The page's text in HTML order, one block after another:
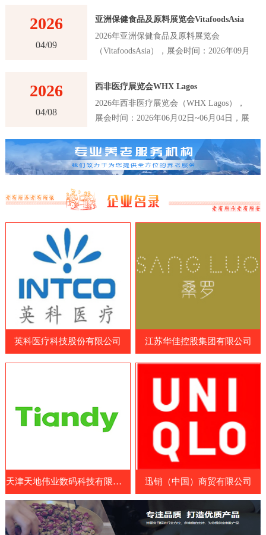
2026
04/09
亚洲保健食品及原料展览会VitafoodsAsia
2026年亚洲保健食品及原料展览会
（VitafoodsAsia），展会时间：2026年09月
New Ratchadapisek Rd., Khlong Toei,
家会议中心（QSNCC），主办方：Informa
积：30000平米，参展观众：41000人，参展
商数量及参展品牌达到1120家。亚洲保健食
品及原料展览会VitafoodsAsia首届举办时间
展览会之一。展览会每年举办一次，为参展
商和观众提供了一个交流和合作的平台，以
世界各地的专业人士和制造商，包括保健食
品和营养补充剂制造商、原料和配料供应
商、包装和设备制造商等。参展国家包括中
国、日本、韩国、澳大利亚、美国、欧洲
等。展览会涵盖了各种保健食品及原料领
学用途食品、天然保健
2026
04/08
西非医疗展览会WHX Lagos
2026年西非医疗展览会（WHX Lagos），
展会时间：2026年06月02日~06月04日，展
Corporation Dr, Victoria Island 106104,
Annex, Lagos, 尼日利亚-拉各斯世博中心，
主办方：英富曼展览集团，举办周期：一年
16147人，参展商数量及参展品牌达到180
家。西非医疗展览会WHX Lagos是西非地
展览会是医疗行业的专业展览会，吸引了来
自世界各地的医疗设备制造商、医疗器械制
造商、药品制造商、医疗耗材供应商和相关
企业等专业人士。WHX Lagos展览会展示
了最新的医疗设备、技术和服务，包括医疗
成像设备、手术器械、诊断设备、康复设
备、医疗耗材和药品等。参展商可以展示其
最新的医疗设备、技术和服务，与其他业内
Lagos展览会还提供了一系列的研讨会和论
坛，向参展商和参观者提供了医疗行业的最
新见解、经验和知识。展览会
英科医疗科技股份有限公司 江苏华佳控股集团有限公司
天津天地伟业数码科技有限公司 迅销（中国）商贸有限公司